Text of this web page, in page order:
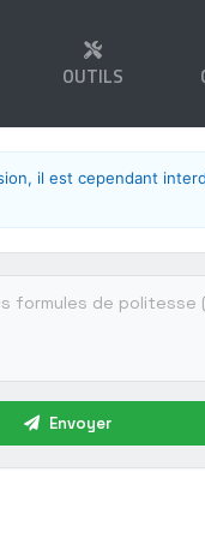
OUTILS
il est cependant
Envoyer